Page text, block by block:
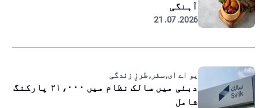
آہنگی
2026. 07. 21
یو اے ای, سفر, طرزِ زندگی
دبئی میں سالک نظام میں ۲۱،۰۰۰ پارکنگ
شامل